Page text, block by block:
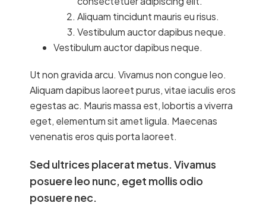
Aliquam tincidunt mauris eu risus.
Vestibulum auctor dapibus neque.
Vestibulum auctor dapibus neque.
Ut non gravida arcu. Vivamus non congue leo.
Aliquam dapibus laoreet purus, vitae iaculis eros
egestas ac. Mauris massa est, lobortis a viverra
eget, elementum sit amet ligula. Maecenas
venenatis eros quis porta laoreet.
Sed ultrices placerat metus. Vivamus
posuere leo nunc, eget mollis odio
posuere nec.